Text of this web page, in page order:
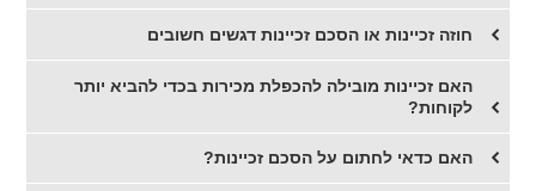
חוזה זכיינות או הסכם זכיינות דגשים חשובים
​האם זכיינות מובילה להכפלת מכירות בכדי להביא יותר
לקוחות?
האם כדאי לחתום על הסכם זכיינות?